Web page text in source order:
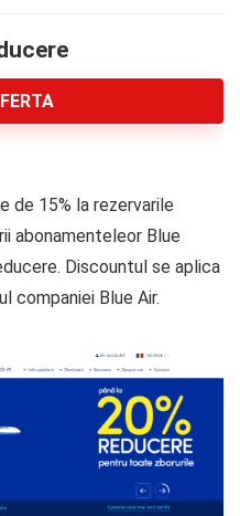
de 15% la rezervarile
abonamenteleor Blue
Discountul se aplica
companiei Blue Air.